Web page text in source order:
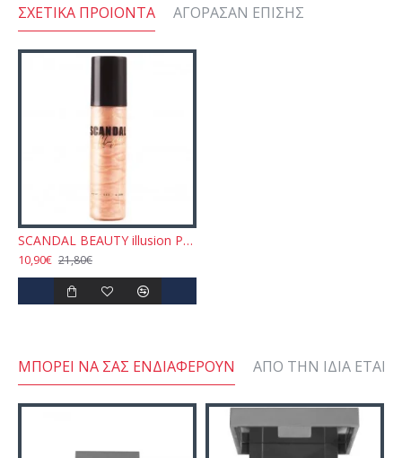
ΣΧΕΤΙΚΆ ΠΡΟΙΌΝΤΑ ΑΓΌΡΑΣΑΝ ΕΠΊΣΗΣ
SCANDAL BEAUTY illusion Prep-Set-Glow Σπρέι προετοιμασίας και Σεταρiσματος Λάμψης - Light 140ml
10,90€ 21,80€
ΜΠΟΡΕΊ ΝΑ ΣΑΣ ΕΝΔΙΑΦΈΡΟΥΝ ΑΠΌ ΤΗΝ ΊΔΙΑ